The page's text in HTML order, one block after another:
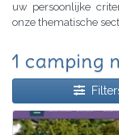
uw persoonlijke
onze thematische
1 camping